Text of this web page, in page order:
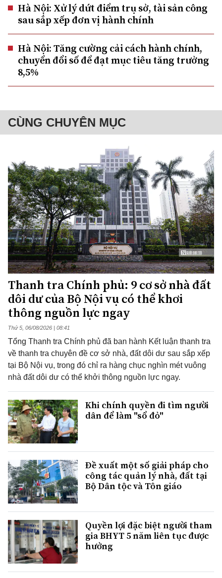
Hà Nội: Xử lý dứt điểm trụ sở, tài sản công
sau sắp xếp đơn vị hành chính
Hà Nội: Tăng cường cải cách hành chính,
chuyển đổi số để đạt mục tiêu tăng trưởng
8,5%
CÙNG CHUYÊN MỤC
Thanh tra Chính phủ: 9 cơ sở nhà đất
dôi dư của Bộ Nội vụ có thể khơi
thông nguồn lực ngay
Thứ 5, 06/08/2026 | 08:41
Tổng Thanh tra Chính phủ đã ban hành Kết luận thanh tra
về thanh tra chuyên đề cơ sở nhà, đất dôi dư sau sắp xếp
tại Bộ Nội vụ, trong đó chỉ ra hàng chục nghìn mét vuông
nhà đất dôi dư có thể khởi thông nguồn lực ngay.
Khi chính quyền đi tìm người
dân để làm "sổ đỏ"
Đề xuất một số giải pháp cho
công tác quản lý nhà, đất tại
Bộ Dân tộc và Tôn giáo
Quyền lợi đặc biệt người tham
gia BHYT 5 năm liên tục được
hưởng